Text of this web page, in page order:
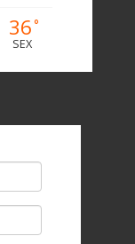
36°
SEX